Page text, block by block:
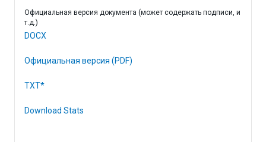
Официальная версия документа (может содержать подписи, и
т.д.)
DOCX
Официальная версия (PDF)
TXT*
Download Stats